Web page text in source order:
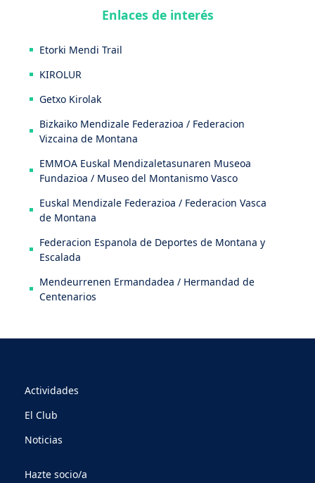
Enlaces de interés
Etorki Mendi Trail
KIROLUR
Getxo Kirolak
Bizkaiko Mendizale Federazioa / Federacion
Vizcaina de Montana
EMMOA Euskal Mendizaletasunaren Museoa
Fundazioa / Museo del Montanismo Vasco
Euskal Mendizale Federazioa / Federacion Vasca
de Montana
Federacion Espanola de Deportes de Montana y
Escalada
Mendeurrenen Ermandadea / Hermandad de
Centenarios
Actividades
El Club
Noticias
Hazte socio/a